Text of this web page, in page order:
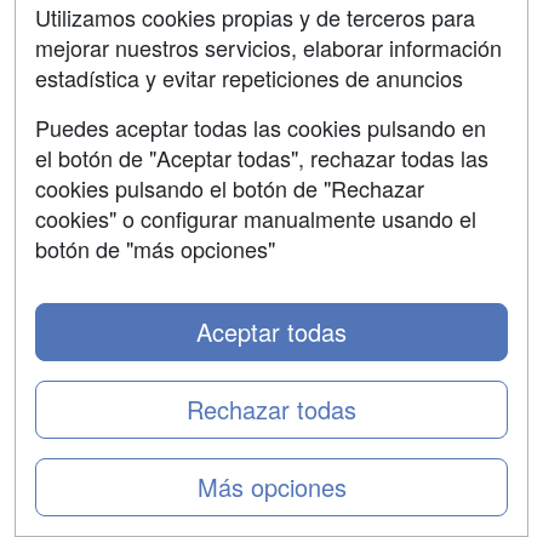
Por otro lado, laestacionalidades una de las
características que marca el mercado de trabajo
leer más
TAGS:Empleo Formación continuaSalida
profesionalProfesionalEmpresa
Cursos sobre computación en la
nube, ¿cuál estudiar?: AWS, Azure
o Google Cloud
17/03/2025 -Sofía Riesco
Te explicamos qué es el cloud computing y quién puede
estudiar uno de estos cursos para obtener las
Utilizamos cookies propias y de terceros para
mejorar nuestros servicios, elaborar información
estadística y evitar repeticiones de anuncios
Puedes aceptar todas las cookies pulsando en
el botón de "Aceptar todas", rechazar todas las
cookies pulsando el botón de "Rechazar
cookies" o configurar manualmente usando el
botón de "más opciones"
Más opciones
Rechazar todas
Aceptar todas